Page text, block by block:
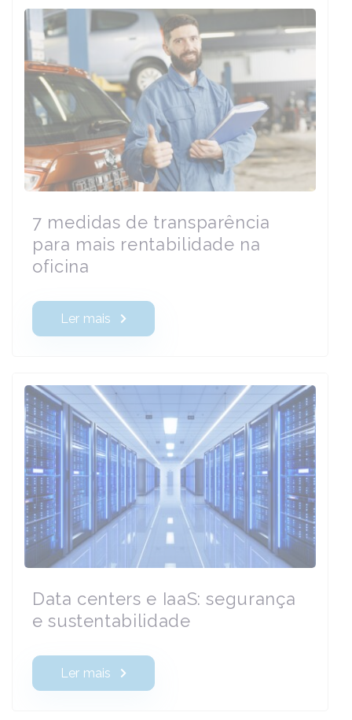
7 medidas de transparência
para mais rentabilidade na
oficina
Ler mais
Data centers e IaaS: segurança
e sustentabilidade
Ler mais